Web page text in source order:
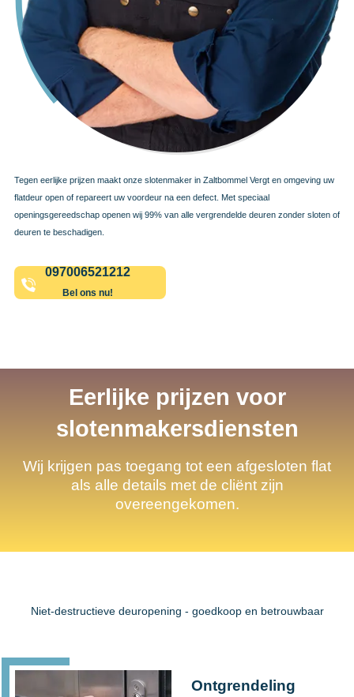
Tegen eerlijke prijzen maakt onze slotenmaker in Zaltbommel Vergt en omgeving uw
flatdeur open of repareert uw voordeur na een defect. Met speciaal
openingsgereedschap openen wij 99% van alle vergrendelde deuren zonder sloten of
deuren te beschadigen.
097006521212
Bel ons nu!
Eerlijke prijzen voor
slotenmakersdiensten
Wij krijgen pas toegang tot een afgesloten flat
als alle details met de cliënt zijn
overeengekomen.
Niet-destructieve deuropening - goedkoop en betrouwbaar
Ontgrendeling